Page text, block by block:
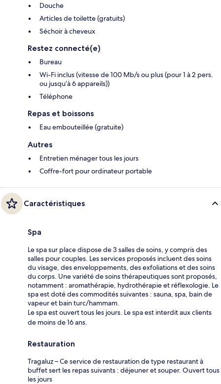
Douche
Articles de toilette (gratuits)
Séchoir à cheveux
Restez connecté(e)
Bureau
Wi-Fi inclus (vitesse de 100 Mb/s ou plus (pour 1 à 2 pers.
ou jusqu’à 6 appareils))
Téléphone
Repas et boissons
Eau embouteillée (gratuite)
Autres
Entretien ménager tous les jours
Coffre-fort pour ordinateur portable
Caractéristiques
Spa
Le spa sur place dispose de 3 salles de soins, y compris des
salles pour couples. Les services proposés incluent des soins
du visage, des enveloppements, des exfoliations et des soins
du corps. Une variété de soins thérapeutiques sont proposés,
notamment : aromathérapie, hydrothérapie et réflexologie. Le
spa est doté des commodités suivantes : sauna, spa, bain de
vapeur et bain turc/hammam.
Le spa est ouvert tous les jours. Le spa est interdit aux clients
de moins de 16 ans.
Restauration
Tragaluz – Ce service de restauration de type restaurant à
buffet sert les repas suivants : déjeuner et souper. Ouvert tous
les jours